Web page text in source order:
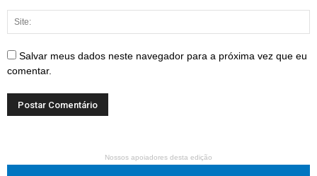
Salvar meus dados neste navegador para a próxima vez que eu
comentar.
Nossos apoiadores desta edição